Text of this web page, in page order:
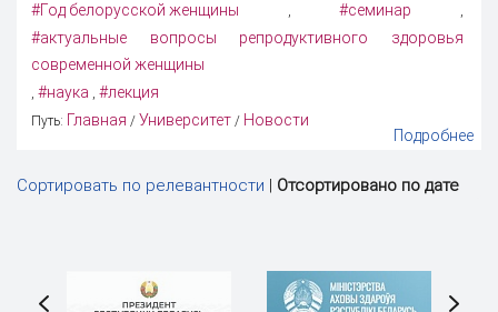
#Год белорусской женщины ,#семинар ,
#актуальные вопросы репродуктивного здоровья
современной женщины
, #наука , #лекция
Путь: Главная / Университет / Новости
Подробнее
Сортировать по релевантности | Отсортировано по дате